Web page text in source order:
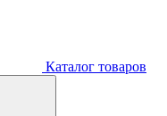
Каталог товаров